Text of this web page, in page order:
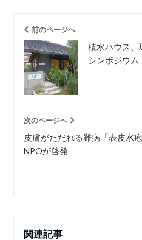
前のページへ
積水ハウス、
シンポジウム
次のページへ
皮膚がただれる難病「表皮水疱
NPOが啓発
関連記事